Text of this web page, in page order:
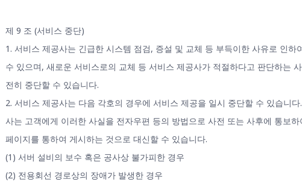
제 9 조 (서비스 중단)
1. 서비스 제공사는 긴급한 시스템 점검, 증설 및 교체 등 부득이한 사유로 인
수 있으며, 새로운 서비스로의 교체 등 서비스 제공사가 적절하다고 판단하는
전히 중단할 수 있습니다.
2. 서비스 제공사는 다음 각호의 경우에 서비스 제공을 일시 중단할 수 있습니
사는 고객에게 이러한 사실을 전자우편 등의 방법으로 사전 또는 사후에 통보
페이지를 통하여 게시하는 것으로 대신할 수 있습니다.
(1) 서버 설비의 보수 혹은 공사상 불가피한 경우
(2) 전용회선 경로상의 장애가 발생한 경우